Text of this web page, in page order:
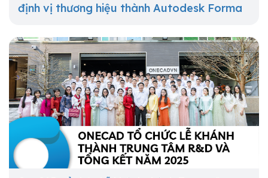
định vị thương hiệu thành Autodesk Forma